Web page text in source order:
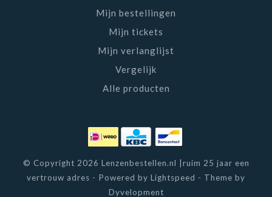
Mijn bestellingen
Mijn tickets
Mijn verlanglijst
Vergelijk
Alle producten
© Copyright 2026 Lenzenbestellen.nl |ruim 25 jaar een
vertrouw adres - Powered by Lightspeed - Theme by
Dyvelopment